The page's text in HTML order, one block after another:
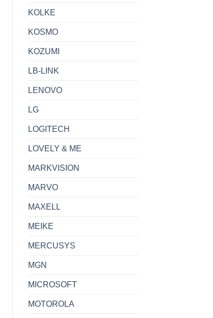
KOLKE
KOSMO
KOZUMI
LB-LINK
LENOVO
LG
LOGITECH
LOVELY & ME
MARKVISION
MARVO
MAXELL
MEIKE
MERCUSYS
MGN
MICROSOFT
MOTOROLA